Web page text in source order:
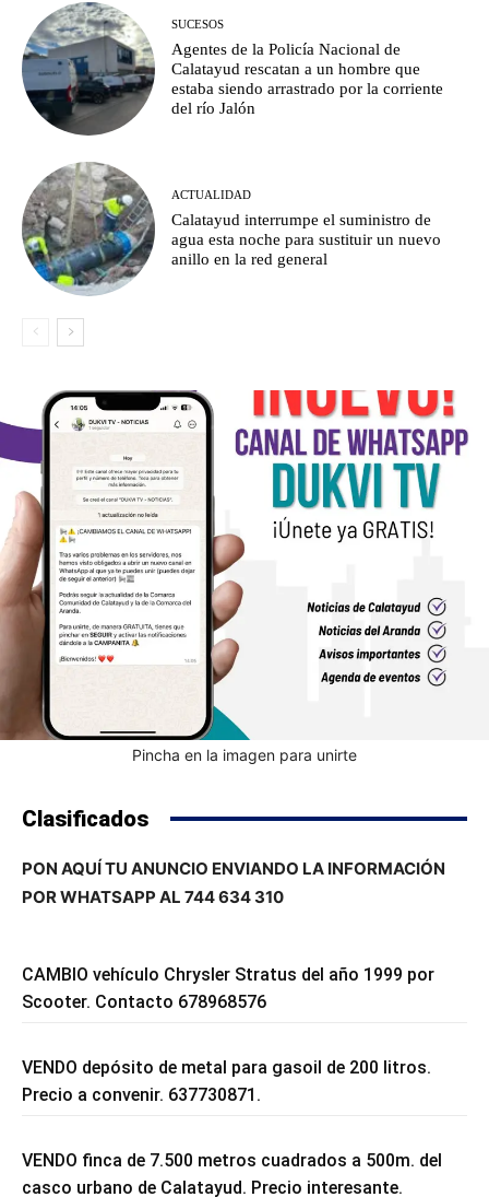
SUCESOS
Agentes de la Policía Nacional de
Calatayud rescatan a un hombre que
estaba siendo arrastrado por la corriente
del río Jalón
ACTUALIDAD
Calatayud interrumpe el suministro de
agua esta noche para sustituir un nuevo
anillo en la red general
Pincha en la imagen para unirte
Clasificados
PON AQUÍ TU ANUNCIO ENVIANDO LA INFORMACIÓN
POR WHATSAPP AL 744 634 310
CAMBIO vehículo Chrysler Stratus del año 1999 por
Scooter. Contacto 678968576
VENDO depósito de metal para gasoil de 200 litros.
Precio a convenir. 637730871.
VENDO finca de 7.500 metros cuadrados a 500m. del
casco urbano de Calatayud. Precio interesante.